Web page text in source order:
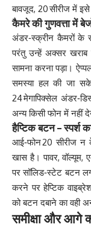
बावजूद, 20 सीरीज में
कैमरे की गुणवत्ता में
अंडर‑स्क्रीन कैमरों के
परंतु उन्‍हें अक्सर खराब
सामना करना पड़ा।
समस्या हल की जा
24 मेगापिक्सेल
अन्य किसी फोन में नहीं
हैप्टिक बटन – स्पर्श
आई‑फोन 20 सीरीज न
खास है। पावर,
पर सॉलिड‑स्टेट बटन
करने पर हेप्टिक
को बटन दबाने का वही
समीक्षा और आगे